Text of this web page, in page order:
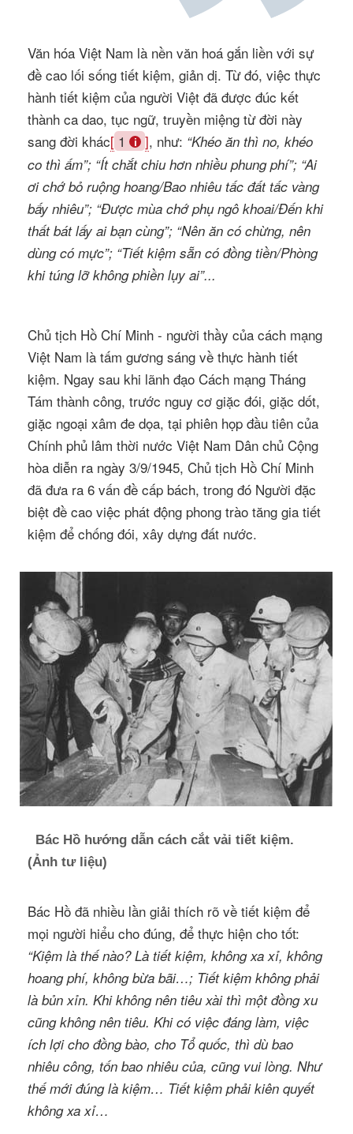
Văn hóa Việt Nam là nền văn hoá gắn liền với sự
đề cao lối sống tiết kiệm, giản dị. Từ đó, việc thực
hành tiết kiệm của người Việt đã được đúc kết
thành ca dao, tục ngữ, truyền miệng từ đời này
sang đời khác[ 1 ], như: “Khéo ăn thì no, khéo
co thì ấm”; “Ít chắt chiu hơn nhiều phung phí”; “Ai
ơi chớ bỏ ruộng hoang/Bao nhiêu tấc đất tấc vàng
bấy nhiêu”; “Được mùa chớ phụ ngô khoai/Đến khi
thất bát lấy ai bạn cùng”; “Nên ăn có chừng, nên
dùng có mực”; “Tiết kiệm sẵn có đồng tiền/Phòng
khi túng lỡ không phiền lụy ai”...
Chủ tịch Hồ Chí Minh - người thầy của cách mạng
Việt Nam là tấm gương sáng về thực hành tiết
kiệm. Ngay sau khi lãnh đạo Cách mạng Tháng
Tám thành công, trước nguy cơ giặc đói, giặc dốt,
giặc ngoại xâm đe dọa, tại phiên họp đầu tiên của
Chính phủ lâm thời nước Việt Nam Dân chủ Cộng
hòa diễn ra ngày 3/9/1945, Chủ tịch Hồ Chí Minh
đã đưa ra 6 vấn đề cấp bách, trong đó Người đặc
biệt đề cao việc phát động phong trào tăng gia tiết
kiệm để chống đói, xây dựng đất nước.
Bác Hồ hướng dẫn cách cắt vải tiết kiệm.
(Ảnh tư liệu)
Bác Hồ đã nhiều lần giải thích rõ về tiết kiệm để
mọi người hiểu cho đúng, để thực hiện cho tốt:
“Kiệm là thế nào? Là tiết kiệm, không xa xỉ, không
hoang phí, không bừa bãi…; Tiết kiệm không phải
là bủn xỉn. Khi không nên tiêu xài thì một đồng xu
cũng không nên tiêu. Khi có việc đáng làm, việc
ích lợi cho đồng bào, cho Tổ quốc, thì dù bao
nhiêu công, tốn bao nhiêu của, cũng vui lòng. Như
thế mới đúng là kiệm… Tiết kiệm phải kiên quyết
không xa xỉ…